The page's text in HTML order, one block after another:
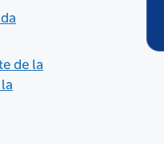
de la